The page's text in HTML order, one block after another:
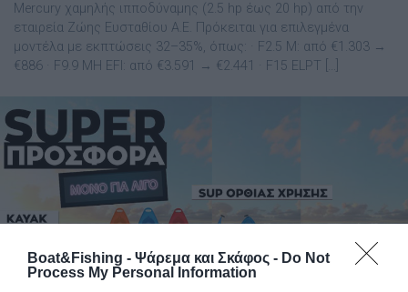
Boat&Fishing - Ψάρεμα και Σκάφος - Do Not
Process My Personal Information
Mercury χαμηλής ιπποδύναμης (2.5 hp έως 20 hp) από την
εταιρεία Ζώης Ευσταθίου Α.Ε. Πρόκειται για επιλεγμένα
μοντέλα με εκπτώσεις 32–35%, όπως: · F2.5 M: από €1.303 →
€886 · F9.9 MH EFI: από €3.591 → €2.441 · F15 ELPT […]